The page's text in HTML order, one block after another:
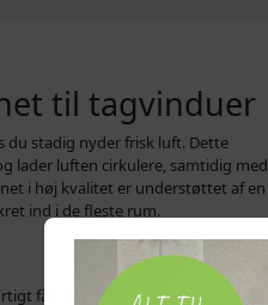
til tagvinduer
du stadig nyder frisk luft. Dette
lader luften cirkulere, samtidig med
i høj kvalitet er understøttet af en
ind i de fleste rum.
får en praktisk og pæn løsning.